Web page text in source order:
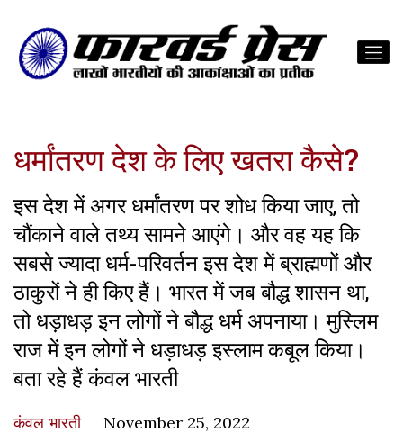
धर्मांतरण देश के लिए खतरा कैसे?
इस देश में अगर धर्मांतरण पर शोध किया जाए, तो
चौंकाने वाले तथ्य सामने आएंगे। और वह यह कि
सबसे ज्यादा धर्म-परिवर्तन इस देश में ब्राह्मणों और
ठाकुरों ने ही किए हैं। भारत में जब बौद्ध शासन था,
तो धड़ाधड़ इन लोगों ने बौद्ध धर्म अपनाया। मुस्लिम
राज में इन लोगों ने धड़ाधड़ इस्लाम कबूल किया।
बता रहे हैं कंवल भारती
कंवल भारती November 25, 2022